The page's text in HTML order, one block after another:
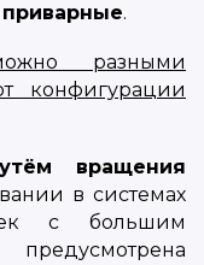
.
разными
конфигурации
вращения
в системах
с большим